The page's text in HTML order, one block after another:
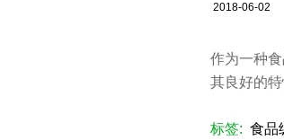
2018-06-02
作为一种
其良好的
标签: 食品